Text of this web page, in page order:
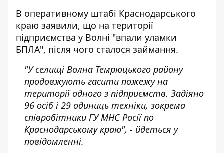
В оперативному штабі Краснодарського
краю заявили, що на території
підприємства у Волні "впали уламки
БПЛА", після чого сталося займання.
"У селищі Волна Темрюцького району
продовжують гасити пожежу на
території одного з підприємств. Задіяно
96 осіб і 29 одиниць техніки, зокрема
співробітники ГУ МНС Росії по
Краснодарському краю", - йдеться у
повідомленні.